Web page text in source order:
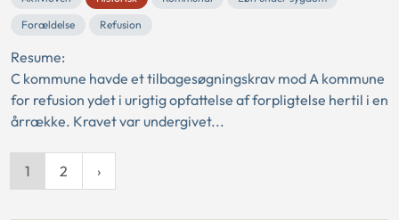
Forældelse
Refusion
Resume:
C kommune havde et tilbagesøgningskrav mod A kommune
for refusion ydet i urigtig opfattelse af forpligtelse hertil i en
årrække. Kravet var undergivet...
1 2